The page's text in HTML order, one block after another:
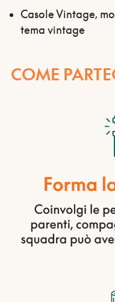
Casole Vintage,
tema vintage
COME